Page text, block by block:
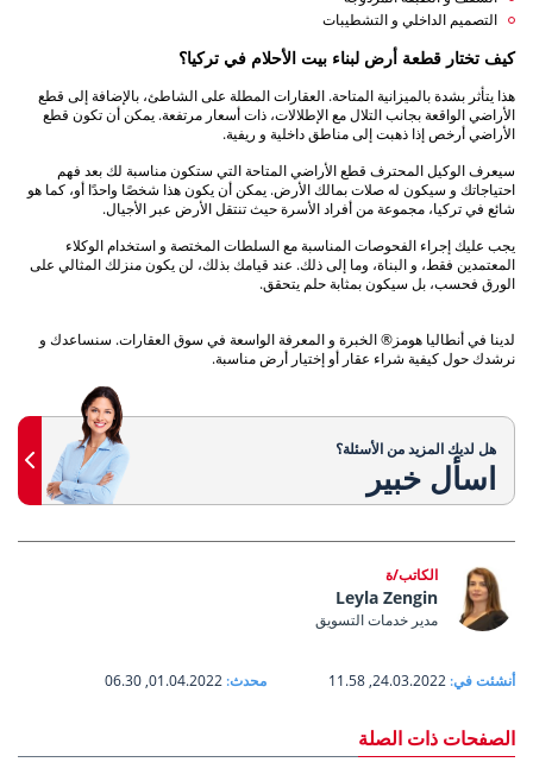
التصميم الداخلي و التشطيبات
كيف تختار قطعة أرض لبناء بيت الأحلام في تركيا؟
هذا يتأثر بشدة بالميزانية المتاحة. العقارات المطلة على الشاطئ، بالإضافة إلى قطع
الأراضي الواقعة بجانب التلال مع الإطلالات، ذات أسعار مرتفعة. يمكن أن تكون قطع
الأراضي أرخص إذا ذهبت إلى مناطق داخلية و ريفية.
سيعرف الوكيل المحترف قطع الأراضي المتاحة التي ستكون مناسبة لك بعد فهم
احتياجاتك و سيكون له صلات بمالك الأرض. يمكن أن يكون هذا شخصًا واحدًا أو، كما هو
شائع في تركيا، مجموعة من أفراد الأسرة حيث تنتقل الأرض عبر الأجيال.
يجب عليك إجراء الفحوصات المناسبة مع السلطات المختصة و استخدام الوكلاء
المعتمدين فقط، و البناة، وما إلى ذلك. عند قيامك بذلك، لن يكون منزلك المثالي على
الورق فحسب، بل سيكون بمثابة حلم يتحقق.
لدينا في أنطاليا هومز® الخبرة و المعرفة الواسعة في سوق العقارات. سنساعدك و
نرشدك حول كيفية شراء عقار أو إختيار أرض مناسبة.
هل لديك المزيد من الأسئلة؟
اسأل خبير
الكاتب/ة
Leyla Zengin
مدير خدمات التسويق
أنشئت في: محدث:
الصفحات ذات الصلة